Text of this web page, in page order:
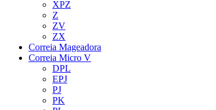
XPZ
Z
ZV
ZX
Correia Mageadora
Correia Micro V
DPL
EPJ
PJ
PK